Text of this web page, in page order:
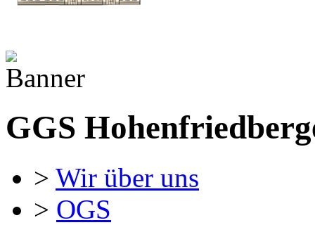
GGS
> Wir über uns
> OGS